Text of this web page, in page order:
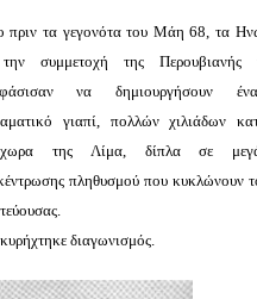
πριν τα γεγονότα του Μάη 68, τα
συμμετοχή της Περουβιανής
να δημιουργήσουν
γιαπί, πολλών χιλιάδων
της Λίμα, δίπλα σε
πληθυσμού που κυκλώνουν
διαγωνισμός.